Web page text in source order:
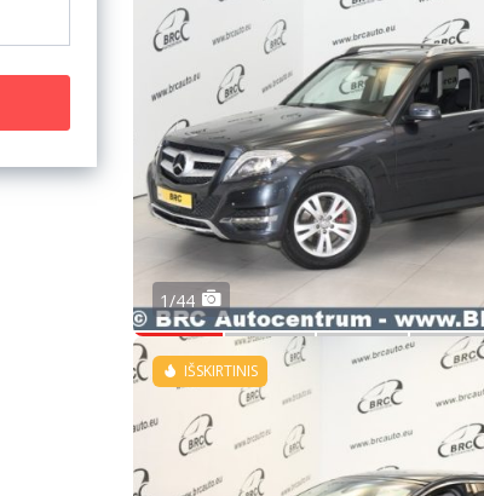
1/44
IŠSKIRTINIS